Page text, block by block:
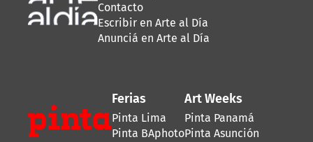
Contacto
Escribir en Arte al Día
Anunciá en Arte al Día
Ferias
Pinta Lima
Pinta BAphoto
Art Weeks
Pinta Panamá
Pinta Asunción